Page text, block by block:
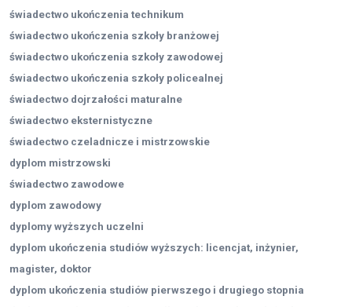
świadectwo ukończenia technikum
świadectwo ukończenia szkoły branżowej
świadectwo ukończenia szkoły zawodowej
świadectwo ukończenia szkoły policealnej
świadectwo dojrzałości maturalne
świadectwo eksternistyczne
świadectwo czeladnicze i mistrzowskie
dyplom mistrzowski
świadectwo zawodowe
dyplom zawodowy
dyplomy wyższych uczelni
dyplom ukończenia studiów wyższych: licencjat, inżynier,
magister, doktor
dyplom ukończenia studiów pierwszego i drugiego stopnia